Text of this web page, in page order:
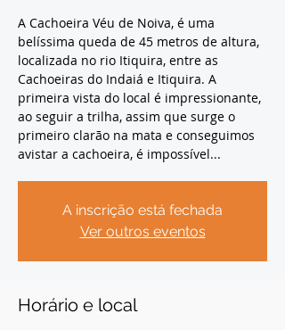
A Cachoeira Véu de Noiva, é uma
belíssima queda de 45 metros de altura,
localizada no rio Itiquira, entre as
Cachoeiras do Indaiá e Itiquira. A
primeira vista do local é impressionante,
ao seguir a trilha, assim que surge o
primeiro clarão na mata e conseguimos
avistar a cachoeira, é impossível...
A inscrição está fechada
Ver outros eventos
Horário e local